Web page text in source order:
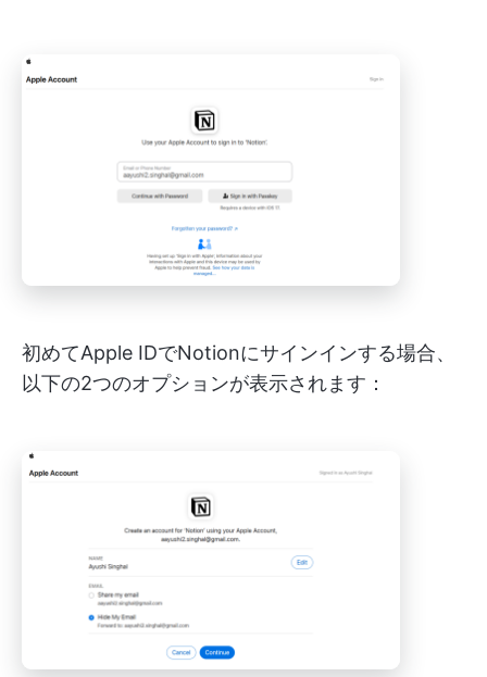
初めてApple IDでNotionにサインインする場合、
以下の2つのオプションが表示されます：